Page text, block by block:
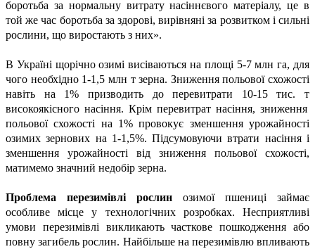
боротьба за нормальну витрату насіннєвого матеріалу, це в
той же час боротьба за здорові, вирівняні за розвитком і сильні
рослини, що виростають з них».
В Україні щорічно озимі висіваються на площі 5-7 млн га, для
чого необхідно 1-1,5 млн т зерна. Зниження польової схожості
навіть на 1% призводить до перевитрати 10-15 тис. т
високоякісного насіння. Крім перевитрат насіння, зниження
польової схожості на 1%провокує зменшення урожайності
озимих зернових на 1-1,5%. Підсумовуючи втрати насіння і
зменшення урожайності від зниження польової схожості,
матимемо значний недобір зерна.
Проблема перезимівлі рослин озимої пшениці займає
особливе місце у технологічних розробках. Несприятливі
умови перезимівлі викликають часткове пошкодження або
повну загибель рослин. Найбільше на перезимівлю впливають